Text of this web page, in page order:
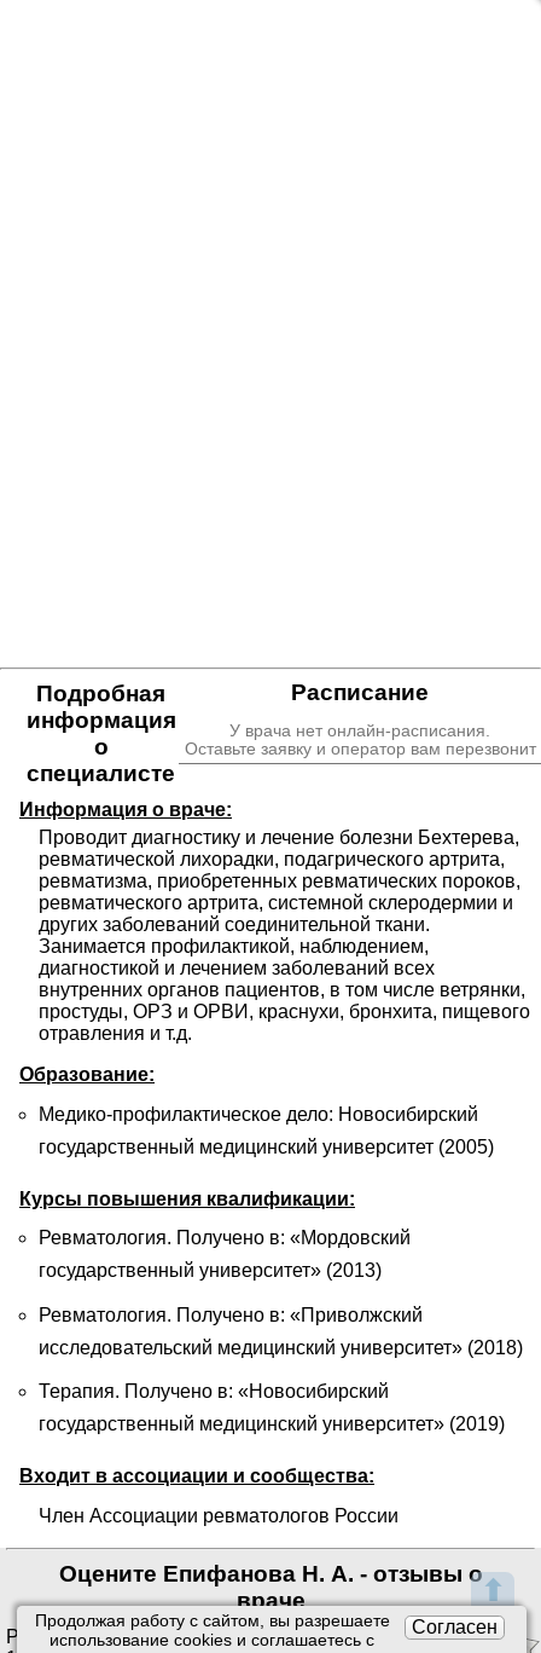
⬆
Согласен
Продолжая работу с сайтом, вы разрешаете
использование сookies и соглашаетесь с
Расписание
У врача нет онлайн-расписания.
Оставьте заявку и оператор вам перезвонит
Подробная
информация
о
специалисте
Информация о враче:
Проводит диагностику и лечение болезни Бехтерева,
ревматической лихорадки, подагрического артрита,
ревматизма, приобретенных ревматических пороков,
ревматического артрита, системной склеродермии и
других заболеваний соединительной ткани.
Занимается профилактикой, наблюдением,
диагностикой и лечением заболеваний всех
внутренних органов пациентов, в том числе ветрянки,
простуды, ОРЗ и ОРВИ, краснухи, бронхита, пищевого
отравления и т.д.
Образование:
Медико-профилактическое дело: Новосибирский
государственный медицинский университет (2005)
Курсы повышения квалификации:
Ревматология. Получено в: «Мордовский
государственный университет» (2013)
Ревматология. Получено в: «Приволжский
исследовательский медицинский университет» (2018)
Терапия. Получено в: «Новосибирский
государственный медицинский университет» (2019)
Входит в ассоциации и сообщества:
Член Ассоциации ревматологов России
Оцените Епифанова Н. А. - отзывы о
враче
Рейтинг:4.50/5. Оценок: